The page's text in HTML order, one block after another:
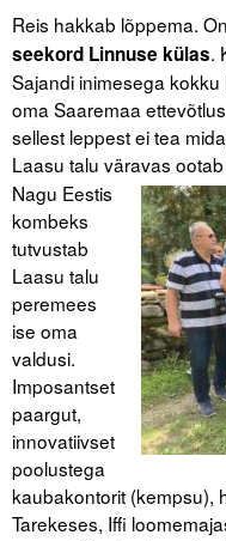
Reis hakkab lõppema.
seekord Linnuse külas.
Sajandi inimesega
oma Saaremaa
sellest leppest ei tea
Laasu talu väravas ootab
Nagu Eestis
kombeks
tutvustab
Laasu talu
peremees
ise oma
valdusi.
Imposantset
paargut,
innovatiivset
poolustega
kaubakontorit (kempsu),
Tarekeses, Iffi